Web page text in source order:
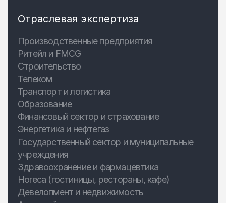
Отраслевая экспертиза
Производственные предприятия
Ритейл и FMCG
Строительство
Телеком
Транспорт и логистика
Образование
Финансовый сектор и страхование
Энергетика и нефтегаз
Государственный сектор и муниципальные
учреждения
Здравоохранение и фармацевтика
Horeca (гостиницы, рестораны, кафе)
Девелопмент и недвижимость